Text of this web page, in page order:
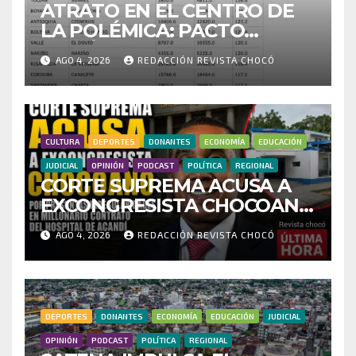
ATRATO EN EL CENTRO DE
LA POLÉMICA: PACTO
HISTÓRICO CUESTIONA
CENSO ELECTORAL Y PIDE
INVESTIGAR PRESUNTO
FRAUDE
AGO 4, 2026 REDACCIÓN REVISTA CHOCÓ
CULTURA DEPORTES DONANTES ECONOMÍA EDUCACIÓN
JUDICIAL OPINIÓN PODCAST POLÍTICA REGIONAL
CORTE SUPREMA ACUSA A
EXCONGRESISTA CHOCOANO
POR PRESUNTAS
IRREGULARIDADES EN
MILLONARIO CONTRATO
DEL HOSPITAL DE ACANDÍ
AGO 4, 2026 REDACCIÓN REVISTA CHOCÓ
DEPORTES DONANTES ECONOMÍA EDUCACIÓN JUDICIAL
OPINIÓN PODCAST POLÍTICA REGIONAL